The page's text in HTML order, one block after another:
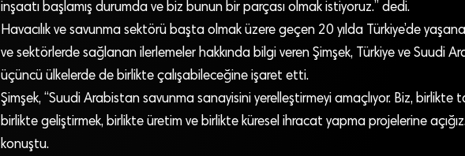
inşaatı başlamış durumda ve biz bunun bir parçası olmak istiyoruz.” dedi.
Havacılık ve savunma sektörü başta olmak üzere geçen 20 yılda Türkiye’de
ve sektörlerde sağlanan ilerlemeler hakkında bilgi veren Şimşek, Türkiye ve Suudi
üçüncü ülkelerde de birlikte çalışabileceğine işaret etti.
Şimşek, “Suudi Arabistan savunma sanayisini yerelleştirmeyi amaçlıyor. Biz, birlikte
birlikte geliştirmek, birlikte üretim ve birlikte küresel ihracat yapma projelerine
konuştu.